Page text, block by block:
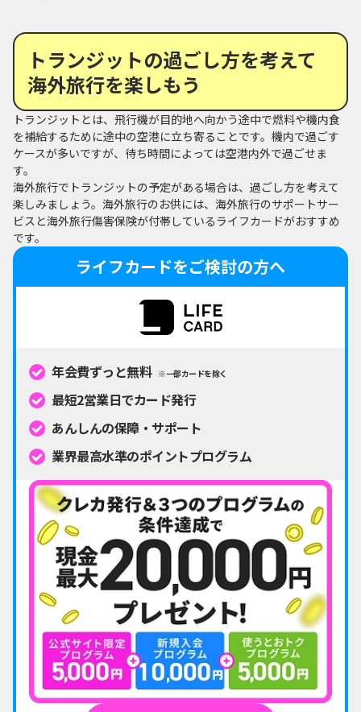
トランジットの過ごし方を考えて
海外旅行を楽しもう
トランジットとは、飛行機が目的地へ向かう途中で燃料や機内食
を補給するために途中の空港に立ち寄ることです。機内で過ごす
ケースが多いですが、待ち時間によっては空港内外で過ごせま
す。
海外旅行でトランジットの予定がある場合は、過ごし方を考えて
楽しみましょう。海外旅行のお供には、海外旅行のサポートサー
ビスと海外旅行傷害保険が付帯しているライフカードがおすすめ
です。
ライフカードをご検討の方へ
年会費ずっと無料 ※一部カードを除く
最短2営業日でカード発行
あんしんの保障・サポート
業界最高水準のポイントプログラム